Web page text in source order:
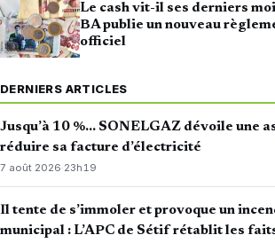
Le cash vit-il ses derniers
BA publie un nouveau
officiel
DERNIERS ARTICLES
Jusqu’à 10 %… SONELGAZ dévoile une
réduire sa facture d’électricité
7 août 2026·23h19
Il tente de s’immoler et provoque un
municipal : L’APC de Sétif rétablit les